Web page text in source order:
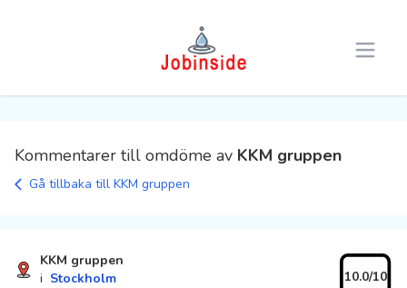
Open
Kommentarer till omdöme av KKM gruppen
Gå tillbaka till KKM gruppen
10.0/10
KKM gruppen
i Stockholm